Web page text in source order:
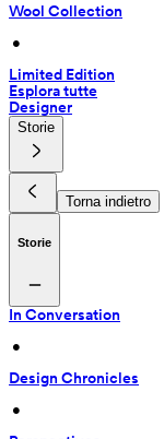
Wool Collection
•
Limited Edition
Esplora tutte
Designer
Storie
Torna indietro
Storie
In Conversation
•
Design Chronicles
•